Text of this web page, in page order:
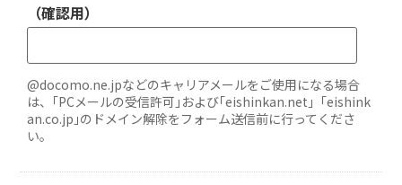
（確認用）
@docomo.ne.jpなどのキャリアメールをご使用になる場合
は、｢PCメールの受信許可｣および｢eishinkan.net」｢eishink
an.co.jp｣のドメイン解除をフォーム送信前に行ってくださ
い。